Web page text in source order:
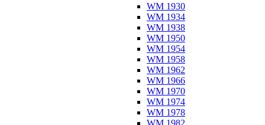
WM 1930
WM 1934
WM 1938
WM 1950
WM 1954
WM 1958
WM 1962
WM 1966
WM 1970
WM 1974
WM 1978
WM 1982